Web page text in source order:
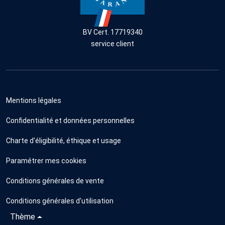
BV Cert. 17719340
service client
Mentions légales
Confidentialité et données personnelles
Charte d'éligibilité, éthique et usage
Paramétrer mes cookies
Conditions générales de vente
Conditions générales d'utilisation
Thème